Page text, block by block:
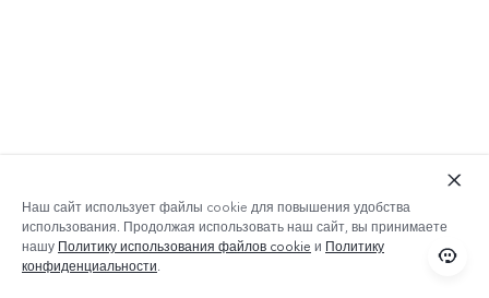
Наш сайт использует файлы cookie для повышения удобства
использования. Продолжая использовать наш сайт, вы принимаете
нашу Политику использования файлов cookie и Политику
конфиденциальности.